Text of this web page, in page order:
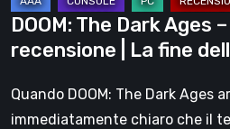
La
fine
dell’era
dello
Slayer?
DOOM: The Dark Ages
recensione | La fine
Quando DOOM: The Dark Ages
immediatamente chiaro che il